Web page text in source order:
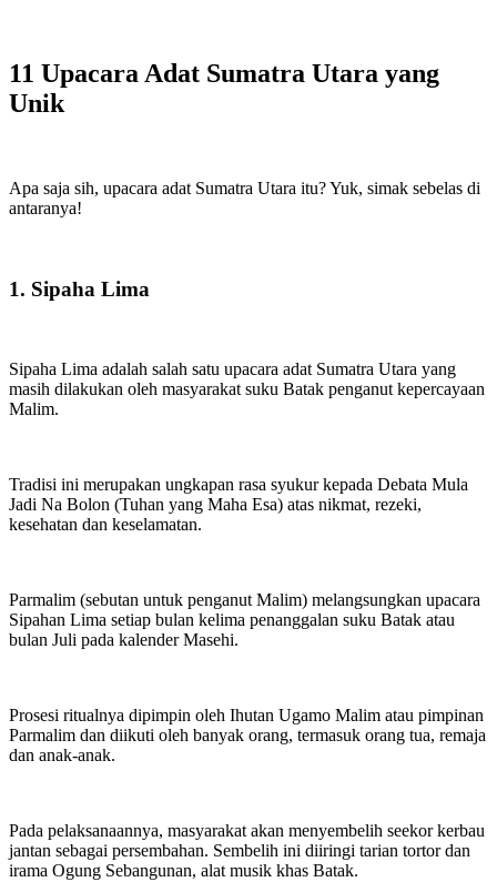
11 Upacara Adat Sumatra Utara yang
Unik
Apa saja sih, upacara adat Sumatra Utara itu? Yuk, simak sebelas di
antaranya!
1. Sipaha Lima
Sipaha Lima adalah salah satu upacara adat Sumatra Utara yang
masih dilakukan oleh masyarakat suku Batak penganut kepercayaan
Malim.
Tradisi ini merupakan ungkapan rasa syukur kepada Debata Mula
Jadi Na Bolon (Tuhan yang Maha Esa) atas nikmat, rezeki,
kesehatan dan keselamatan.
Parmalim (sebutan untuk penganut Malim) melangsungkan upacara
Sipahan Lima setiap bulan kelima penanggalan suku Batak atau
bulan Juli pada kalender Masehi.
Prosesi ritualnya dipimpin oleh Ihutan Ugamo Malim atau pimpinan
Parmalim dan diikuti oleh banyak orang, termasuk orang tua, remaja
dan anak-anak.
Pada pelaksanaannya, masyarakat akan menyembelih seekor kerbau
jantan sebagai persembahan. Sembelih ini diiringi tarian tortor dan
irama Ogung Sebangunan, alat musik khas Batak.